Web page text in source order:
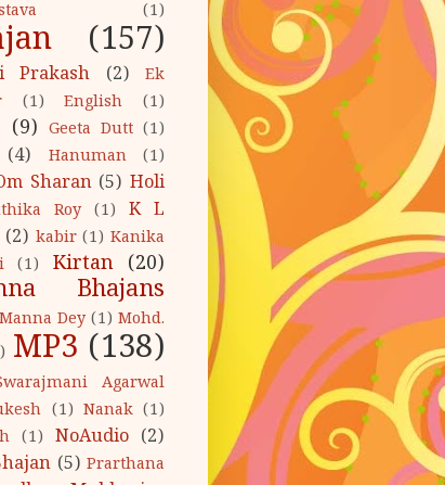
(1)
(157)
Prakash (2)
Ek
(1) English (1)
(9) Geeta Dutt (1)
(4) Hanuman (1)
Sharan (5) Holi
Roy (1) K L
(2) kabir (1) Kanika
(1) Kirtan (20)
Bhajans
Manna Dey (1) Mohd.
MP3 (138)
Agarwal
(1) Nanak (1)
(1) NoAudio (2)
(5) Prarthana